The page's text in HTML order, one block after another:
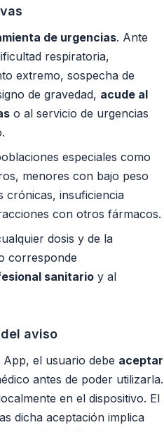
de urgencias. Ante
respiratoria,
extremo, sospecha de
de gravedad, acude al
o al servicio de urgencias
especiales como
menores con bajo peso
crónicas, insuficiencia
con otros fármacos.
dosis y de la
corresponde
sanitario y al
aviso
el usuario debe aceptar
antes de poder utilizarla.
en el dispositivo. El
dicha aceptación implica